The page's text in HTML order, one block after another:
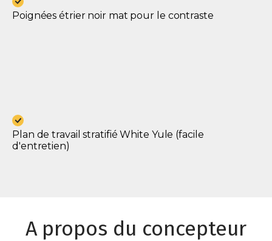
Poignées étrier noir mat pour le contraste
Plan de travail stratifié White Yule (facile
d'entretien)
A propos du concepteur